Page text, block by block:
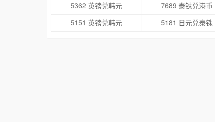
5362 英镑兑韩元
7689 泰铢兑港币
5151 英镑兑韩元
5181 日元兑泰铢